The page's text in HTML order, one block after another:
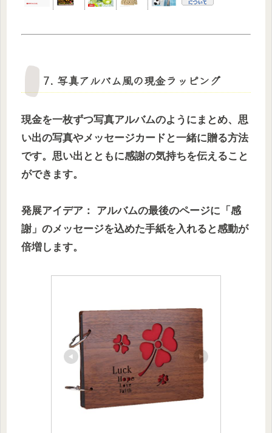
7. 写真アルバム風の現金ラッピング
現金を一枚ずつ写真アルバムのようにまとめ、思
い出の写真やメッセージカードと一緒に贈る方法
です。思い出とともに感謝の気持ちを伝えること
ができます。
発展アイデア： アルバムの最後のページに「感
謝」のメッセージを込めた手紙を入れると感動が
倍増します。